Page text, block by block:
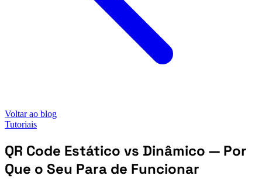
Voltar ao blog
Tutoriais
QR Code Estático vs Dinâmico — Por
Que o Seu Para de Funcionar